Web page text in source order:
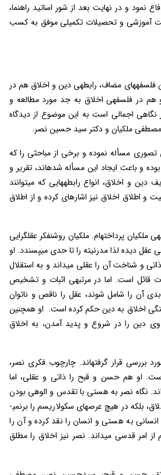
نمود و در نهایت بعد از شور اساتید راهنما،
آموزشی و تحصیلات تکمیلی موفق به کسب
فلسفه­های مضاف، رابطه­ی دین و اخلاق هم در
در فلسفه­ی اخلاق به جد مورد مطالعه و
نگاهی اجمالی است به این موضوع از دیدگاه
مصطفی ملکیان و دکتر سید حسین نصر.
مسأله نموده و برخی از مباحثی را که
و باعث ایجاد این مسأله شده­اند، تقریر و
دین و اخلاق، انواع رابطه­هایی که می­توانند
و اطلاق اخلاق نیز اشاره­ای کرده و از اطلاق
پرداخته­ام. ملکیان روشنفکر عقل­گرایی
عقل دیده لذا مدرنیته را تا حدی می­پسندد. او
و شناخت آن را عقلی می­داند و به استقلال
قائل است. اما در مرتبه­ی اثبات و تشخیص
آن را شامل شوند، عقل را ناقص و ناتوان
اخلاق به دین حکم کرده است. او همچنین
وی دین را در شروع و پدید آمدن، به اخلاق
بررسی قرار گرفته­اند. چارچوب فکری نصر،
او هم حسن و قبح را ذاتی و عقلی، اما
نگاه نصر به هستی با تقدس و الوهی بودن
همراه است. لذا نه تنها در اخلاق، بلکه در هیچ عرصه­ای سکولاریسم را برنمی­
به هستی و انسان را نقد کرده و آن را
امر قدسی می­داند. نصر نیز اخلاق را مطلق